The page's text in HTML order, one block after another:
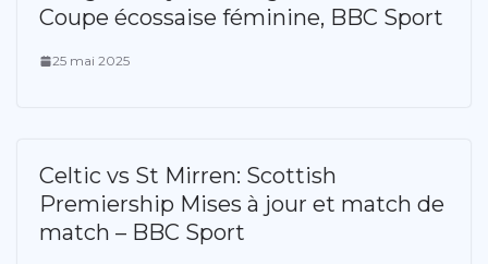
Coupe écossaise féminine, BBC Sport
25 mai 2025
Celtic vs St Mirren: Scottish
Premiership Mises à jour et match de
match – BBC Sport